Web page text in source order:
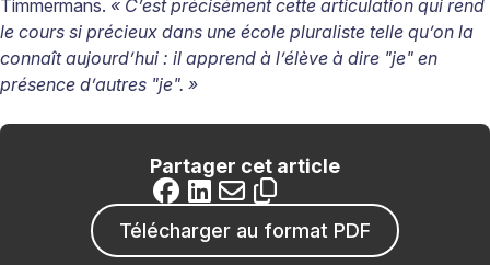
Timmermans. « C’est précisément cette articulation qui rend
le cours si précieux dans une école pluraliste telle qu’on la
connaît aujourd’hui : il apprend à l’élève à dire "je" en
présence d’autres "je". »
Partager cet article
Télécharger au format PDF